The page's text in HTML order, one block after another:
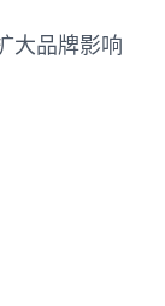
大品牌影响